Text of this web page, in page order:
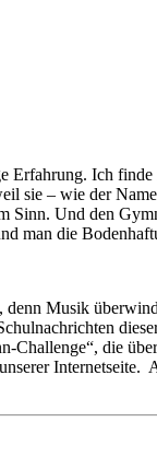
Erfahrung. Ich
sie – wie der
Sinn. Und den
man die
denn Musik
Challenge“, die
Internetseite.